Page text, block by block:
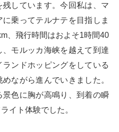
しています。今回私は、マ
乗ってテルナテを目指しま
、飛行時間はおよそ1時間40
モルッカ海峡を越えて到達
ンドホッピングをしている
ながら進んでいきました。
色に胸が高鳴り、到着の瞬
イト体験でした。